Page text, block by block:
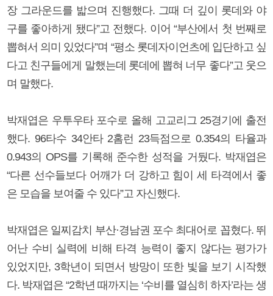
장 그라운드를 밟으며 진행했다. 그때 더 깊이 롯데와 야
구를 좋아하게 됐다”고 전했다. 이어 “부산에서 첫 번째로
뽑혀서 의미 있었다”며 “평소 롯데자이언츠에 입단하고 싶
다고 친구들에게 말했는데 롯데에 뽑혀 너무 좋다”고 웃으
며 말했다.
박재엽은 우투우타 포수로 올해 고교리그 25경기에 출전
했다. 96타수 34안타 2홈런 23득점으로 0.354의 타율과
0.943의 OPS를 기록해 준수한 성적을 거뒀다. 박재엽은
“다른 선수들보다 어깨가 더 강하고 힘이 세 타격에서 좋
은 모습을 보여줄 수 있다”고 자신했다.
박재엽은 일찌감치 부산·경남권 포수 최대어로 꼽혔다. 뛰
어난 수비 실력에 비해 타격 능력이 좋지 않다는 평가가
있었지만, 3학년이 되면서 방망이 또한 빛을 보기 시작했
다. 박재엽은 “2학년 때까지는 ‘수비를 열심히 하자’라는 생